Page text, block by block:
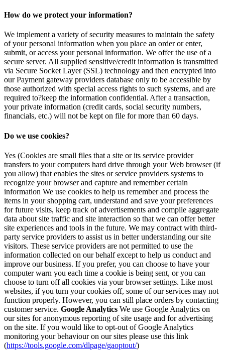
How do we protect your information?
We implement a variety of security measures to maintain the safety
of your personal information when you place an order or enter,
submit, or access your personal information. We offer the use of a
secure server. All supplied sensitive/credit information is transmitted
via Secure Socket Layer (SSL) technology and then encrypted into
our Payment gateway providers database only to be accessible by
those authorized with special access rights to such systems, and are
required to?keep the information confidential. After a transaction,
your private information (credit cards, social security numbers,
financials, etc.) will not be kept on file for more than 60 days.
Do we use cookies?
Yes (Cookies are small files that a site or its service provider
transfers to your computers hard drive through your Web browser (if
you allow) that enables the sites or service providers systems to
recognize your browser and capture and remember certain
information We use cookies to help us remember and process the
items in your shopping cart, understand and save your preferences
for future visits, keep track of advertisements and compile aggregate
data about site traffic and site interaction so that we can offer better
site experiences and tools in the future. We may contract with third-
party service providers to assist us in better understanding our site
visitors. These service providers are not permitted to use the
information collected on our behalf except to help us conduct and
improve our business. If you prefer, you can choose to have your
computer warn you each time a cookie is being sent, or you can
choose to turn off all cookies via your browser settings. Like most
websites, if you turn your cookies off, some of our services may not
function properly. However, you can still place orders by contacting
customer service. Google Analytics We use Google Analytics on
our sites for anonymous reporting of site usage and for advertising
on the site. If you would like to opt-out of Google Analytics
monitoring your behaviour on our sites please use this link
(https://tools.google.com/dlpage/gaoptout/)